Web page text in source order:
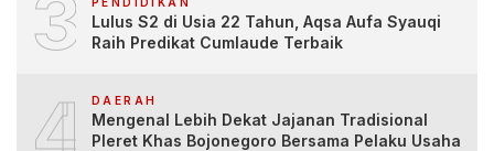
3
Lulus S2 di Usia 22 Tahun, Aqsa Aufa Syauqi
Raih Predikat Cumlaude Terbaik
4 DAERAH
Mengenal Lebih Dekat Jajanan Tradisional
Pleret Khas Bojonegoro Bersama Pelaku Usaha